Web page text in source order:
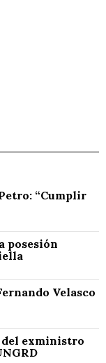
“Cumplir
posesión
Velasco
del exministro